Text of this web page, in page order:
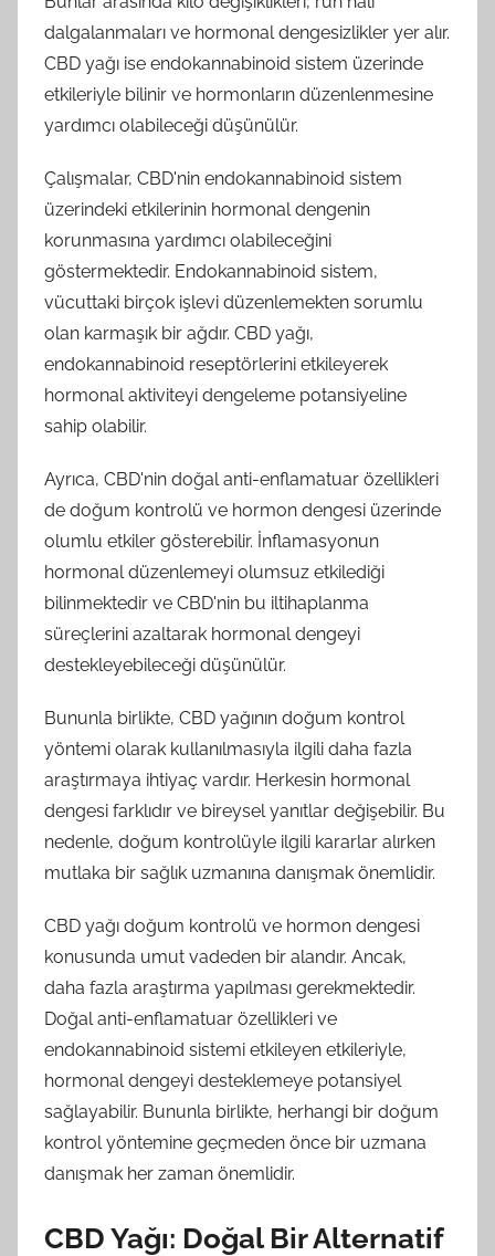
dalgalanmaları ve hormonal dengesizlikler yer alır.
CBD yağı ise endokannabinoid sistem üzerinde
etkileriyle bilinir ve hormonların düzenlenmesine
yardımcı olabileceği düşünülür.
Çalışmalar, CBD'nin endokannabinoid sistem
üzerindeki etkilerinin hormonal dengenin
korunmasına yardımcı olabileceğini
göstermektedir. Endokannabinoid sistem,
vücuttaki birçok işlevi düzenlemekten sorumlu
olan karmaşık bir ağdır. CBD yağı,
endokannabinoid reseptörlerini etkileyerek
hormonal aktiviteyi dengeleme potansiyeline
sahip olabilir.
Ayrıca, CBD'nin doğal anti-enflamatuar özellikleri
de doğum kontrolü ve hormon dengesi üzerinde
olumlu etkiler gösterebilir. İnflamasyonun
hormonal düzenlemeyi olumsuz etkilediği
bilinmektedir ve CBD'nin bu iltihaplanma
süreçlerini azaltarak hormonal dengeyi
destekleyebileceği düşünülür.
Bununla birlikte, CBD yağının doğum kontrol
yöntemi olarak kullanılmasıyla ilgili daha fazla
araştırmaya ihtiyaç vardır. Herkesin hormonal
dengesi farklıdır ve bireysel yanıtlar değişebilir. Bu
nedenle, doğum kontrolüyle ilgili kararlar alırken
mutlaka bir sağlık uzmanına danışmak önemlidir.
CBD yağı doğum kontrolü ve hormon dengesi
konusunda umut vadeden bir alandır. Ancak,
daha fazla araştırma yapılması gerekmektedir.
Doğal anti-enflamatuar özellikleri ve
endokannabinoid sistemi etkileyen etkileriyle,
hormonal dengeyi desteklemeye potansiyel
sağlayabilir. Bununla birlikte, herhangi bir doğum
kontrol yöntemine geçmeden önce bir uzmana
danışmak her zaman önemlidir.
CBD Yağı: Doğal Bir Alternatif